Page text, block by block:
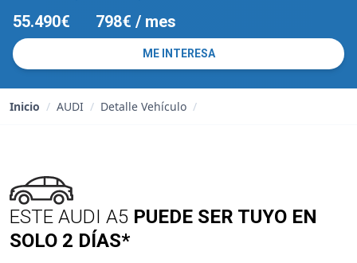
55.490€ 798€ / mes
ME INTERESA
Inicio / AUDI / Detalle Vehículo /
ESTE AUDI A5 PUEDE SER TUYO EN
SOLO 2 DÍAS*